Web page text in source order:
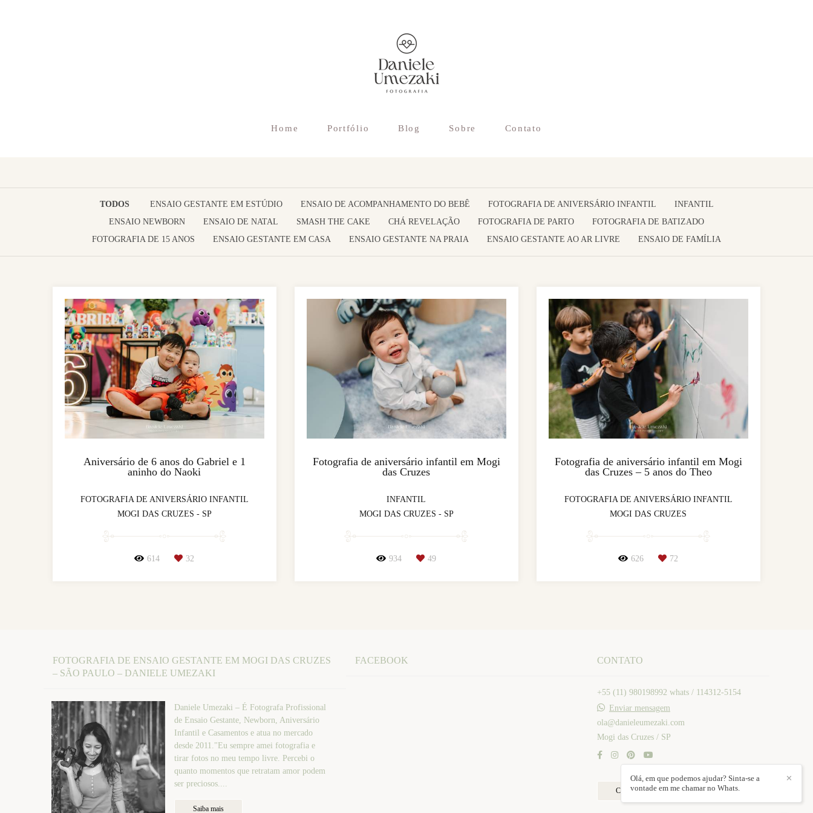
Home Portfólio Blog Sobre Contato
TODOS ENSAIO GESTANTE EM ESTÚDIO ENSAIO DE ACOMPANHAMENTO DO BEBÊ FOTOGRAFIA DE ANIVERSÁRIO INFANTIL
INFANTIL
ENSAIO NEWBORN
ENSAIO DE NATAL SMASH THE CAKE CHÁ REVELAÇÃO FOTOGRAFIA DE PARTO
FOTOGRAFIA DE BATIZADO
FOTOGRAFIA DE 15 ANOS
ENSAIO GESTANTE EM CASA ENSAIO GESTANTE NA PRAIA ENSAIO GESTANTE AO AR LIVRE ENSAIO DE FAMÍLIA
Aniversário de 6 anos do Gabriel e 1
aninho do Naoki
FOTOGRAFIA DE ANIVERSÁRIO INFANTIL
MOGI DAS CRUZES - SP
614 32
Fotografia de aniversário infantil em Mogi
das Cruzes
INFANTIL
MOGI DAS CRUZES - SP
934 49
Fotografia de aniversário infantil em Mogi
das Cruzes – 5 anos do Theo
FOTOGRAFIA DE ANIVERSÁRIO INFANTIL
MOGI DAS CRUZES
626 72
FOTOGRAFIA DE ENSAIO GESTANTE EM MOGI DAS CRUZES
– SÃO PAULO – DANIELE UMEZAKI
Daniele Umezaki – É Fotografa Profissional
de Ensaio Gestante, Newborn, Aniversário
Infantil e Casamentos e atua no mercado
desde 2011."Eu sempre amei fotografia e
tirar fotos no meu tempo livre. Percebi o
quanto momentos que retratam amor podem
ser preciosos....
Saiba mais
FACEBOOK CONTATO
+55 (11) 980198992 whats / 114312-5154
Enviar mensagem
ola@danieleumezaki.com
Mogi das Cruzes / SP
Contato
✕
Olá, em que podemos ajudar? Sinta-se a
vontade em me chamar no Whats.